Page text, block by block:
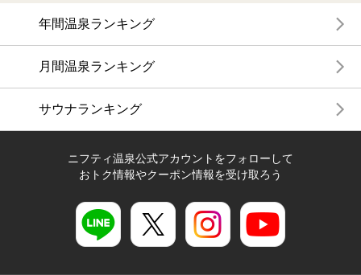
年間温泉ランキング
月間温泉ランキング
サウナランキング
ニフティ温泉公式アカウントをフォローして
おトク情報やクーポン情報を受け取ろう